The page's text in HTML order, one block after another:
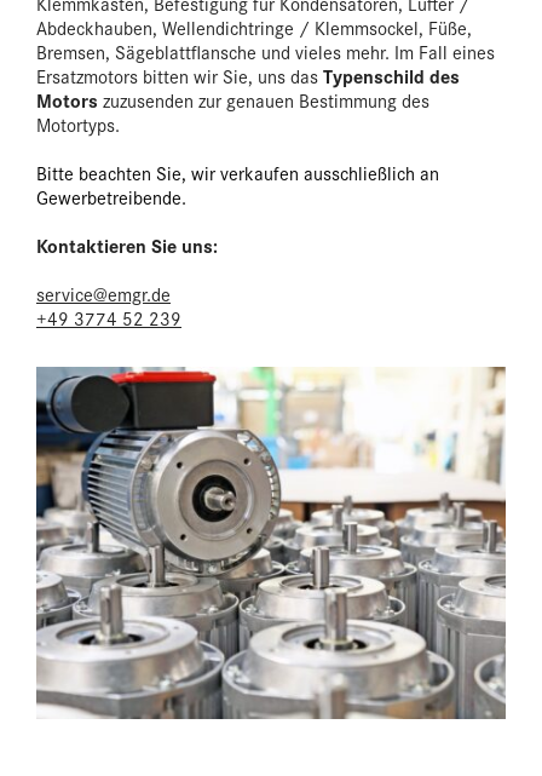
Abdeckhauben, Wellendichtringe / Klemmsockel, Füße,
Bremsen, Sägeblattflansche und vieles mehr. Im Fall eines
Ersatzmotors bitten wir Sie, uns dasTypenschild des
Motors zuzusenden zur genauen Bestimmung des
Motortyps.
Bitte beachten Sie, wir verkaufen ausschließlich an
Gewerbetreibende.
Kontaktieren Sie uns:
service@emgr.de
+49 3774 52 239